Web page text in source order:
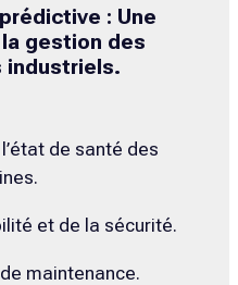
: Une
gestion des
industriels.
de santé des
et de la sécurité.
maintenance.